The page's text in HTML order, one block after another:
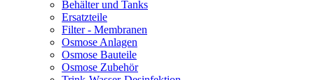
Behälter und Tanks
Ersatzteile
Filter - Membranen
Osmose Anlagen
Osmose Bauteile
Osmose Zubehör